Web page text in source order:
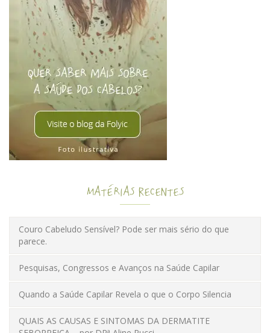
Matérias Recentes
Couro Cabeludo Sensível? Pode ser mais sério do que
parece.
Pesquisas, Congressos e Avanços na Saúde Capilar
Quando a Saúde Capilar Revela o que o Corpo Silencia
QUAIS AS CAUSAS E SINTOMAS DA DERMATITE